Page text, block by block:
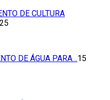
DE CULTURA
DE ÁGUA PARA…15